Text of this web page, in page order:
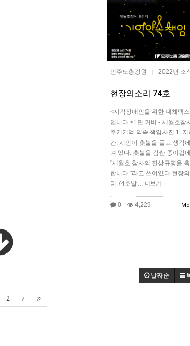
민주노총강원 | 2022년 소
현장의소리 74호
<시각장애인을 위한 대체텍
입니다.>1면 커버 - 세월호참
주기기억 약속 책임사진 1. 저
간, 시민이 촛불을 들고 생각
겨 있다. 촛불을 감싼 종이컵
"세월호 참사의 진상규명을
합니다."라고 쓰여있다.현장
리 74호발… 더보기
0 4,229
날짜순
2